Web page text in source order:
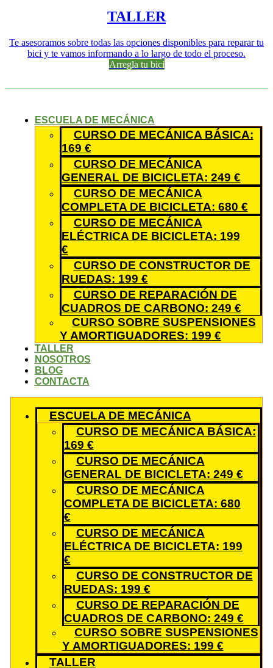
TALLER
Te asesoramos sobre todas las opciones disponibles para reparar tu
bici y te vamos informando a lo largo de todo el proceso.
Arregla tu bici
ESCUELA DE MECÁNICA
CURSO DE MECÁNICA BÁSICA:
169 €
CURSO DE MECÁNICA
GENERAL DE BICICLETA: 249 €
CURSO DE MECÁNICA
COMPLETA DE BICICLETA: 680 €
CURSO DE MECÁNICA
ELÉCTRICA DE BICICLETA: 199
€
CURSO DE CONSTRUCTOR DE
RUEDAS: 199 €
CURSO DE REPARACIÓN DE
CUADROS DE CARBONO: 249 €
CURSO SOBRE SUSPENSIONES
Y AMORTIGUADORES: 199 €
TALLER
NOSOTROS
BLOG
CONTACTA
ESCUELA DE MECÁNICA
CURSO DE MECÁNICA BÁSICA:
169 €
CURSO DE MECÁNICA
GENERAL DE BICICLETA: 249 €
CURSO DE MECÁNICA
COMPLETA DE BICICLETA: 680
€
CURSO DE MECÁNICA
ELÉCTRICA DE BICICLETA: 199
€
CURSO DE CONSTRUCTOR DE
RUEDAS: 199 €
CURSO DE REPARACIÓN DE
CUADROS DE CARBONO: 249 €
CURSO SOBRE SUSPENSIONES
Y AMORTIGUADORES: 199 €
TALLER